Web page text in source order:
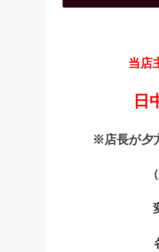
当店
日
※店長が夕